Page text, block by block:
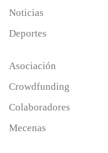
Noticias
Deportes
Asociación
Crowdfunding
Colaboradores
Mecenas